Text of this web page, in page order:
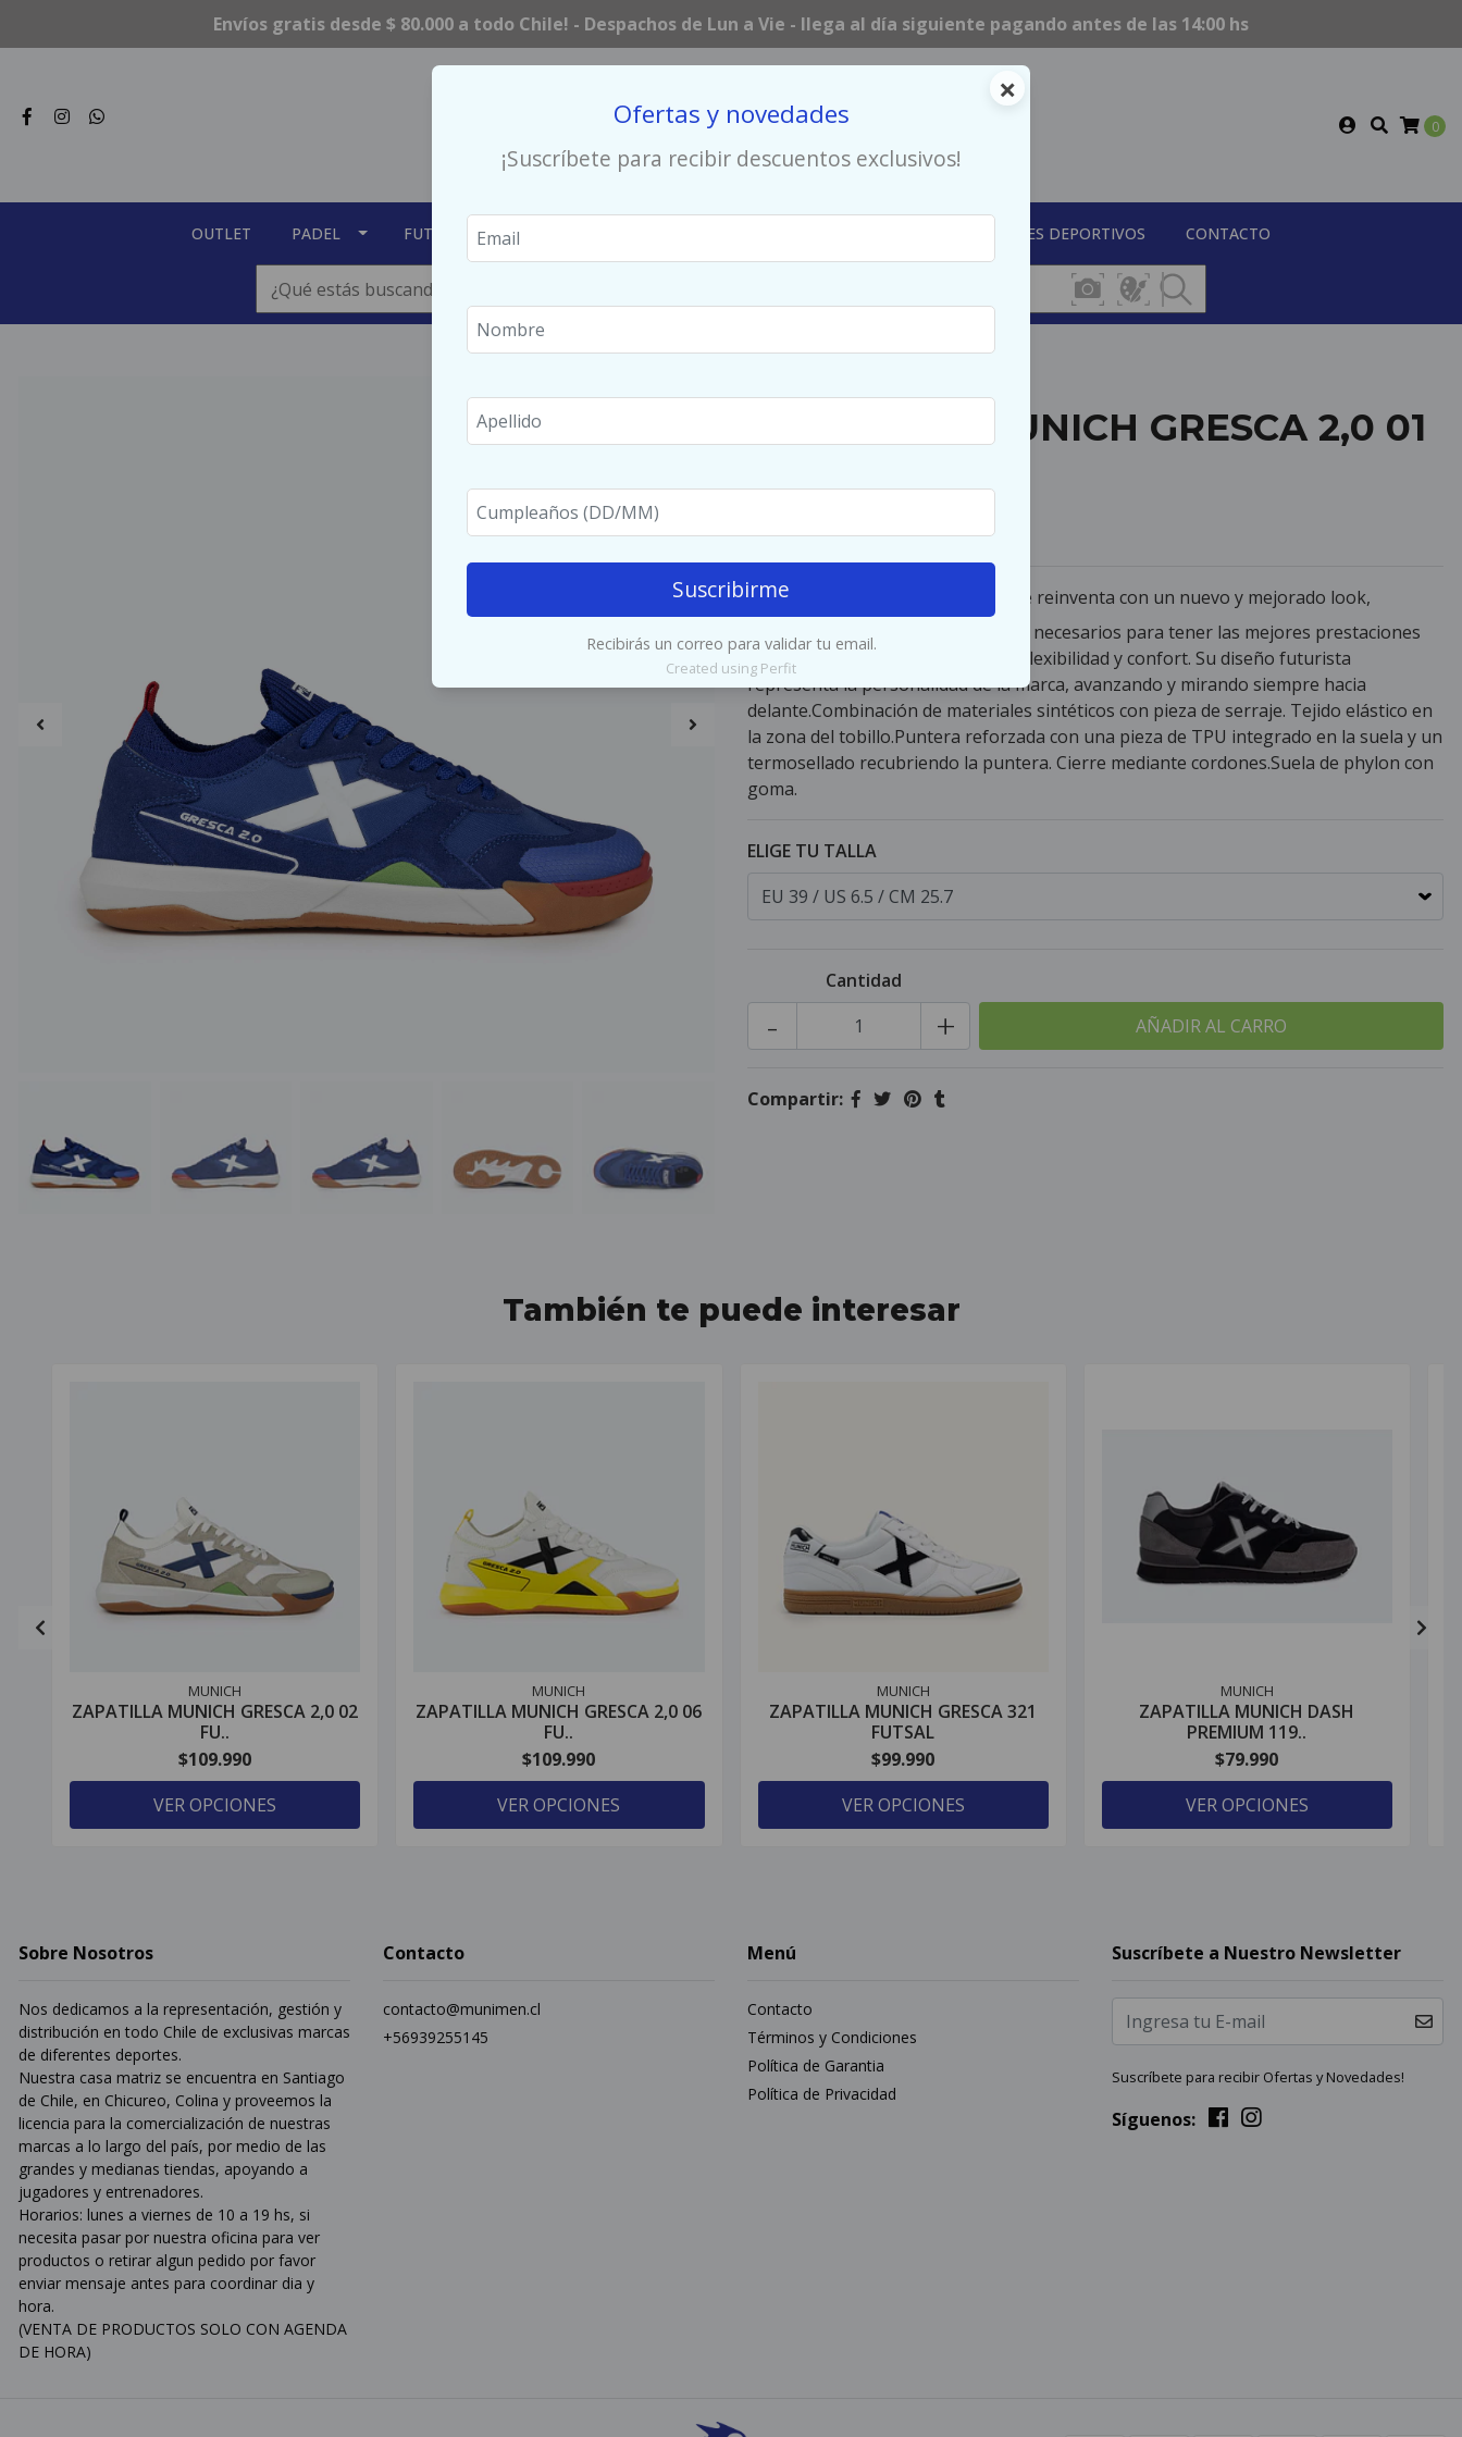
×
Ofertas y novedades
¡Suscríbete para recibir descuentos exclusivos!
Suscribirme
Recibirás un correo para validar tu email.
Created using Perfit
Envíos gratis desde $ 80.000 a todo Chile! - Despachos de Lun a Vie - llega al día siguiente pagando antes de las 14:00 hs
0
OUTLET PADEL FUTSAL LENTES DEPORTIVOS CONTACTO
MUNICH
ZAPATILLA MUNICH GRESCA 2,0 01
Descripción
El icono de la marca se reinventa con un nuevo y mejorado look,
incorporando todos los materiales necesarios para tener las mejores prestaciones
técnicas, y una mayor resistencia, flexibilidad y confort. Su diseño futurista
representa la personalidad de la marca, avanzando y mirando siempre hacia
delante.Combinación de materiales sintéticos con pieza de serraje. Tejido elástico en
la zona del tobillo.Puntera reforzada con una pieza de TPU integrado en la suela y un
termosellado recubriendo la puntera. Cierre mediante cordones.Suela de phylon con
goma.
ELIGE TU TALLA
Cantidad
+
-
Compartir:
También te puede interesar
MUNICH
ZAPATILLA MUNICH GRESCA 2,0 02
FU..
$109.990
VER OPCIONES
MUNICH
ZAPATILLA MUNICH GRESCA 2,0 06
FU..
$109.990
VER OPCIONES
MUNICH
ZAPATILLA MUNICH GRESCA 321
FUTSAL
$99.990
VER OPCIONES
MUNICH
ZAPATILLA MUNICH DASH
PREMIUM 119..
$79.990
VER OPCIONES
Sobre Nosotros
Nos dedicamos a la representación, gestión y
distribución en todo Chile de exclusivas marcas
de diferentes deportes.
Nuestra casa matriz se encuentra en Santiago
de Chile, en Chicureo, Colina y proveemos la
licencia para la comercialización de nuestras
marcas a lo largo del país, por medio de las
grandes y medianas tiendas, apoyando a
jugadores y entrenadores.
Horarios: lunes a viernes de 10 a 19 hs, si
necesita pasar por nuestra oficina para ver
productos o retirar algun pedido por favor
enviar mensaje antes para coordinar dia y
hora.
(VENTA DE PRODUCTOS SOLO CON AGENDA
DE HORA)
Contacto
contacto@munimen.cl
+56939255145
Menú
Contacto
Términos y Condiciones
Política de Garantia
Política de Privacidad
Suscríbete a Nuestro Newsletter
Suscríbete para recibir Ofertas y Novedades!
Síguenos: